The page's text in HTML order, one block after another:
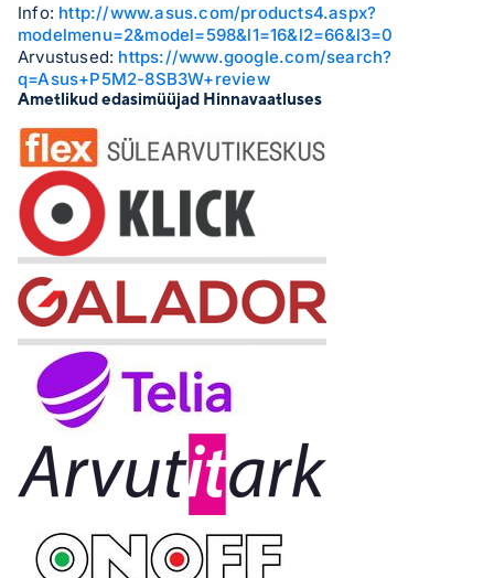
Info: http://www.asus.com/products4.aspx?
modelmenu=2&model=598&l1=16&l2=66&l3=0
Arvustused: https://www.google.com/search?
q=Asus+P5M2-8SB3W+review
Ametlikud edasimüüjad Hinnavaatluses